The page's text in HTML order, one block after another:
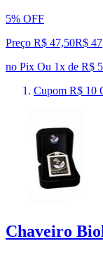
5% OFF
Preço R$ 47,50R$ 47
no Pix Ou 1x de R$
Cupom R$ 10
Chaveiro